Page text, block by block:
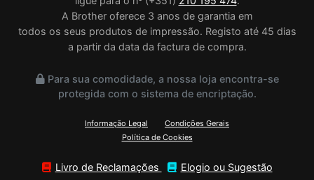
A Brother oferece 3 anos de garantia em
todos os seus produtos de impressão. Registo até 45 dias
a partir da data da factura de compra.
Para sua comodidade, a nossa loja encontra-se
protegida com o sistema de encriptação.
Informação Legal
Condições Gerais
Política de Cookies
Livro de Reclamações Elogio ou Sugestão